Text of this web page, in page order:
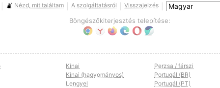
Nézd, mit találtam A szolgáltatásról Visszajelzés
Böngészőkiterjesztés telepítése:
Kínai
Kínai (hagyományos)
Lengyel
Perzsa / fárszi
Portugál (BR)
Portugál (PT)